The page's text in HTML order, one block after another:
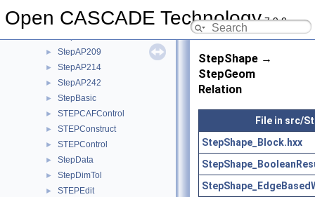
Open CASCADE Technology7.9.0
StdStorage
► StepAP209
► StepAP214
► StepAP242
► StepBasic
► STEPCAFControl
► STEPConstruct
► STEPControl
► StepData
► StepDimTol
► STEPEdit
StepShape →
StepGeom
Relation
File in src/
StepShape_Block.hxx